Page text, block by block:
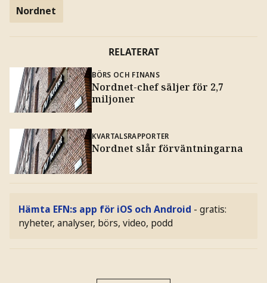
Nordnet
RELATERAT
BÖRS OCH FINANS
Nordnet-chef säljer för 2,7
miljoner
KVARTALSRAPPORTER
Nordnet slår förväntningarna
Hämta EFN:s app för iOS och Android - gratis:
nyheter, analyser, börs, video, podd